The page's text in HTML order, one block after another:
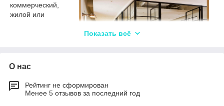
коммерческий,
жилой или
конфигурации.
выбрать
перегородки и навесы
Показать всё
О нас
Рейтинг не сформирован
Менее 5 отзывов за последний год